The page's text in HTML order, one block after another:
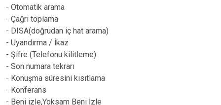
- Otomatik arama
- Çağrı toplama
- DISA(doğrudan iç hat arama)
- Uyandırma / İkaz
- Şifre (Telefonu kilitleme)
- Son numara tekrarı
- Konuşma süresini kısıtlama
- Konferans
- Beni izle,Yoksam Beni İzle